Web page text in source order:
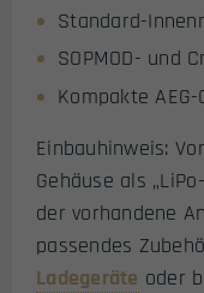
Standard-
SOPMOD- und
Kompakte
Einbauhinweis:
Gehäuse als
der vorhandene
passendes
Ladegeräte oder